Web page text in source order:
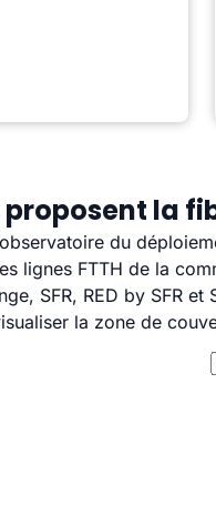
la
du
lignes FTTH de la
SFR, RED by SFR
la zone de